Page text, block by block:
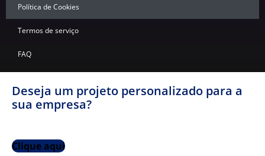
Política de Cookies
Termos de serviço
FAQ
Deseja um projeto personalizado para a
sua empresa?
Clique aqui